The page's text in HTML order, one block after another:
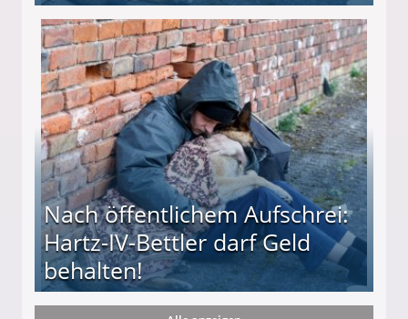
entführten seine Hündin "Hanni"!
Nach öffentlichem Aufschrei:
Hartz-IV-Bettler darf Geld
behalten!